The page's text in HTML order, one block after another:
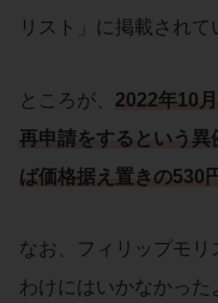
リスト」に掲載されて
ところが、 2022年10
再申請をするという
ば価格据え置きの530
なお、フィリップモリ
わけにはいかなかった